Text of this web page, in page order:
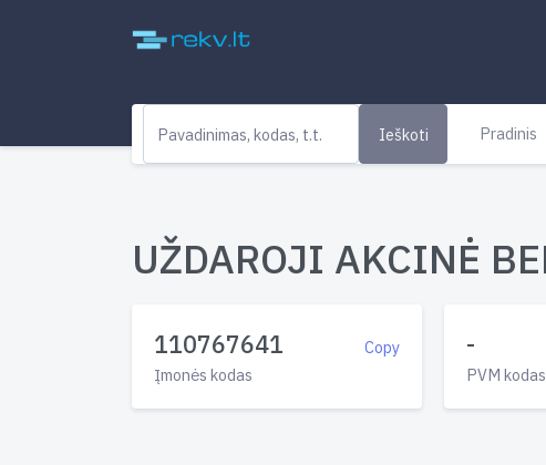
Ieškoti Pradinis
UŽDAROJI AKCINĖ
Copy
110767641
Įmonės kodas
-
PVM kodas